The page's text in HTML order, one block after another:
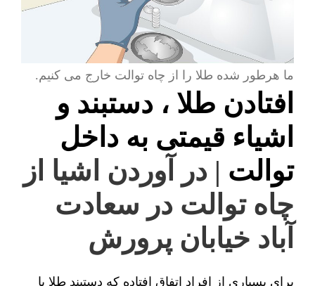
ما هرطور شده طلا را از چاه توالت خارج می کنیم.
افتادن طلا ، دستبند و
اشیاء قیمتی به داخل
توالت | در آوردن اشیا از
چاه توالت در سعادت
آباد خیابان پرورش
برای بسیاری از افراد اتفاق افتاده که دستبند طلا یا